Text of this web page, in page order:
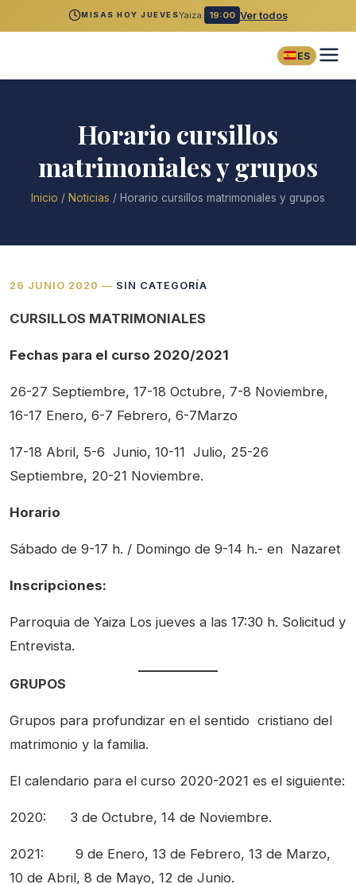
MISAS HOY JUEVESYaiza: 19:00 Ver todos
ES
Horario cursillos
matrimoniales y grupos
Inicio / Noticias / Horario cursillos matrimoniales y grupos
26 JUNIO 2020 — SIN CATEGORÍA
CURSILLOS MATRIMONIALES
Fechas para el curso 2020/2021
26-27 Septiembre, 17-18 Octubre, 7-8 Noviembre,
16-17 Enero, 6-7 Febrero, 6-7Marzo
17-18 Abril, 5-6 Junio, 10-11 Julio, 25-26
Septiembre, 20-21 Noviembre.
Horario
Sábado de 9-17 h. / Domingo de 9-14 h.- en Nazaret
Inscripciones:
Parroquia de Yaiza Los jueves a las 17:30 h. Solicitud y
Entrevista.
GRUPOS
Grupos para profundizar en el sentido cristiano del
matrimonio y la familia.
El calendario para el curso 2020-2021 es el siguiente:
2020: 3 de Octubre, 14 de Noviembre.
2021: 9 de Enero, 13 de Febrero, 13 de Marzo,
10 de Abril, 8 de Mayo, 12 de Junio.